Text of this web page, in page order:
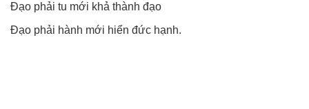
Đạo phải tu mới khả thành đạo
Đạo phải hành mới hiển đức hạnh.